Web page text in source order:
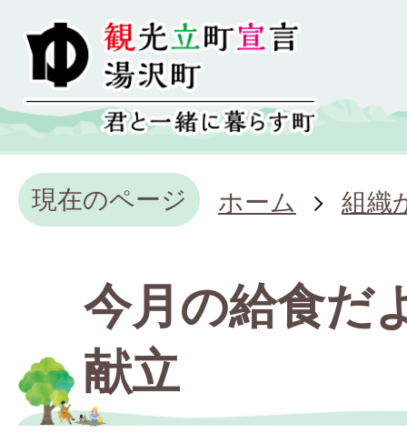
現在のページ ホーム 組織
今月の給食だ
献立